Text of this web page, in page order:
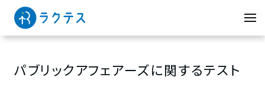
パブリックアフェアーズに関するテスト